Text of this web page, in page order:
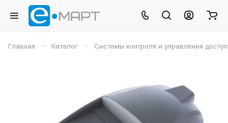
Главная – Каталог – Системы контроля и управления